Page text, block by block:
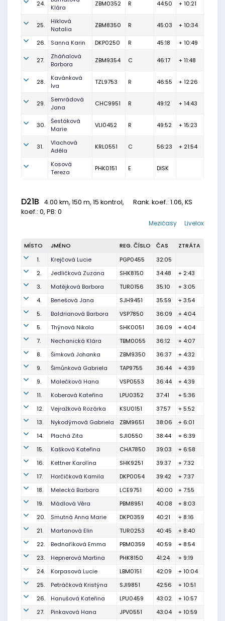
24.
Klára
ZBM0352 R 44:50 + 10:21
25.
Hiklová
Natalia
ZBM8350 R 45:03 + 10:34
26. Sanna Karin DKP0250 R 45:18 + 10:49
27.
Zháňalová
Barbora
ZBM9354 C 46:17 + 11:48
28.
Kavánková
Iva
TZL9753 R 46:55 + 12:26
29.
Semrádová
Jana
CHC9951 R 49:12 + 14:43
30.
Šestáková
Marie
VLI0452 R 49:52 + 15:23
31.
Vlachová
Adéla
KRL0551 C 56:23 + 21:54
Kosová
Tereza
PHK0151 E DISK
D21B 4.00 km, 150 m, 15 kontrol, Rank. koef.: 1.06, KS
koef.: 0, PB: 0
Livelox
Mezičasy
MÍSTO JMÉNO REG. ČÍSLO ČAS
ZTRÁTA
1.
Krejčová Lucie PGP0455
32:05
2.
Jedličková Zuzana SHK8150 34:48
+ 2:43
3.
Matějková Barbora TUR0156 35:10
+ 3:05
4.
Benešová Jana SJH9451 35:59
+ 3:54
5.
Baldrianová Barbora VSP7850 36:09
+ 4:04
5.
Thýnová Nikola SHK0051 36:09
+ 4:04
7.
Nechanická Klára TBM0055 36:12
+ 4:07
8.
Šimková Johanka ZBM9350 36:37
+ 4:32
9.
Šimůnková Gabriela TAP9755 36:44
+ 4:39
9.
Malečková Hana VSP0553 36:44
+ 4:39
11.
Koberová Kateřina LPU0352 37:41
+ 5:36
12.
Vejražková Rozárka KSU0151 37:57
+ 5:52
13.
Nykodýmová Gabriela ZBM9651 38:06
+ 6:01
14.
Plachá Zita SJI0550 38:44
+ 6:39
15.
Kašková Kateřina CHA7850 39:03
+ 6:58
16.
Kettner Karolína SHK9251 39:37
+ 7:32
17.
Horčičková Kamila DKP0054 39:42
+ 7:37
18.
Melecká Barbara LCE9751 40:00
+ 7:55
19.
Mádlová Věra PBM8951 40:08
+ 8:03
20.
Smutná Anna Marie DKP0359 40:21
+ 8:16
21.
Martanová Elin TUR0253 40:45
+ 8:40
22.
Bednaříková Emma PBM0359 40:59
+ 8:54
23.
Hepnerová Martina PHK8150 41:24
+ 9:19
24.
Korpasová Lucie LBM0151 42:09
+ 10:04
25.
Petráčková Kristýna SJI9851 42:56
+ 10:51
26.
Hanušová Kateřina LPU0459 43:02
+ 10:57
27.
Pinkavová Hana JPV0551 43:04
+ 10:59